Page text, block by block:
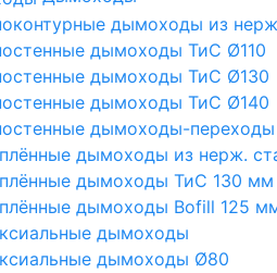
дымоходы из
дымоходы ТиС Ø110
дымоходы ТиС Ø130
дымоходы ТиС Ø140
дымоходы-
дымоходы из нерж.
дымоходы ТиС 130 мм
дымоходы Bofill 125
дымоходы
дымоходы Ø80